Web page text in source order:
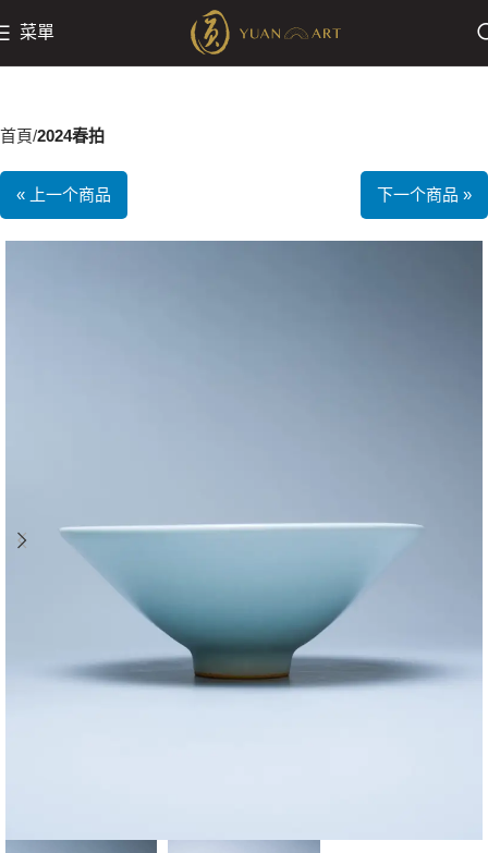
菜單
首頁 2024春拍
« 上一个商品 下一个商品 »